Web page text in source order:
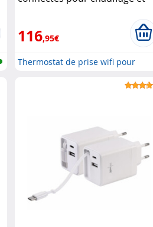
116,95€
Thermostat de prise wifi pour